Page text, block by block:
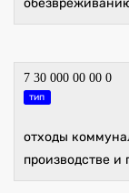
7 30 000 00 00 0
тип
отходы
производстве и